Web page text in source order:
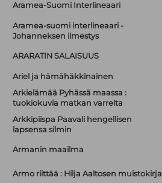
Aramea-Suomi Interlineaari
Aramea-suomi interlineaari -
Johanneksen ilmestys
ARARATIN SALAISUUS
Ariel ja hämähäkkinainen
Arkielämää Pyhässä maassa :
tuokiokuvia matkan varrelta
Arkkipiispa Paavali hengellisen
lapsensa silmin
Armanin maailma
Armo riittää : Hilja Aaltosen muistokirja